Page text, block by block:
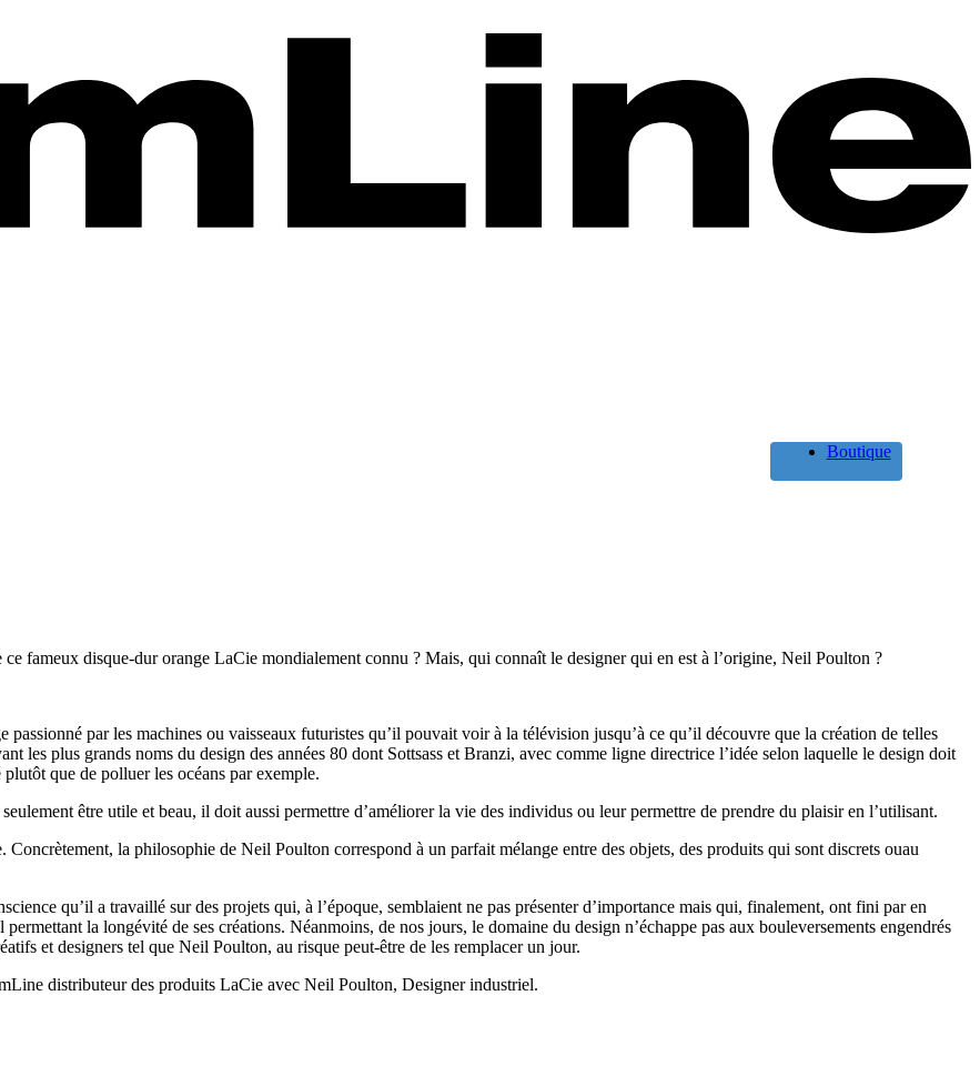
Boutique
fameux disque-dur orange LaCie mondialement connu ? Mais, qui connaît le designer qui en est à l’origine, Neil Poulton ?
par les machines ou vaisseaux futuristes qu’il pouvait voir à la télévision jusqu’à ce qu’il découvre que la création de telles
les plus grands noms du design des années 80 dont Sottsass et Branzi, avec comme ligne directrice l’idée selon laquelle le design doit
que de polluer les océans par exemple.
être utile et beau, il doit aussi permettre d’améliorer la vie des individus ou leur permettre de prendre du plaisir en l’utilisant.
la philosophie de Neil Poulton correspond à un parfait mélange entre des objets, des produits qui sont discrets ouau
qu’il a travaillé sur des projets qui, à l’époque, semblaient ne pas présenter d’importance mais qui, finalement, ont fini par en
la longévité de ses créations. Néanmoins, de nos jours, le domaine du design n’échappe pas aux bouleversements engendrés
et designers tel que Neil Poulton, au risque peut-être de les remplacer un jour.
distributeur des produits LaCie avec Neil Poulton, Designer industriel.